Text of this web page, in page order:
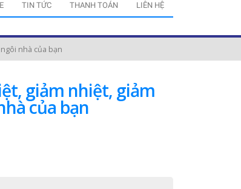
TIN TỨC THANH TOÁN LIÊN HỆ
nhà của bạn
giảm nhiệt, giảm
của bạn